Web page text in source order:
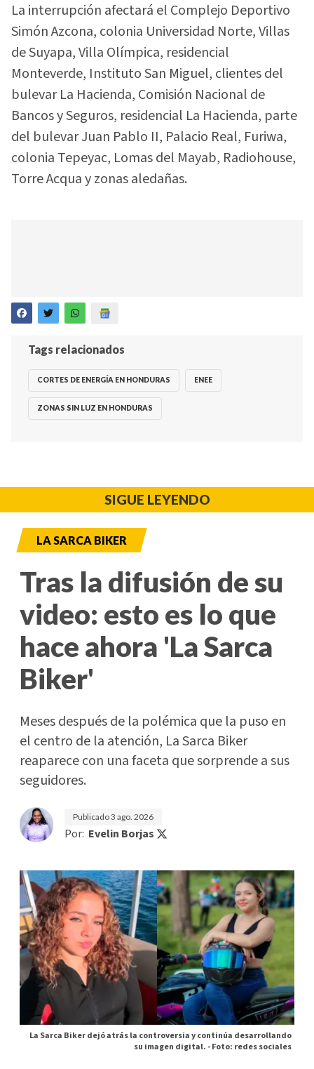
La interrupción afectará el Complejo Deportivo
Simón Azcona, colonia Universidad Norte, Villas
de Suyapa, Villa Olímpica, residencial
Monteverde, Instituto San Miguel, clientes del
bulevar La Hacienda, Comisión Nacional de
Bancos y Seguros, residencial La Hacienda, parte
del bulevar Juan Pablo II, Palacio Real, Furiwa,
colonia Tepeyac, Lomas del Mayab, Radiohouse,
Torre Acqua y zonas aledañas.
Tags relacionados
CORTES DE ENERGÍA EN HONDURAS ENEE
ZONAS SIN LUZ EN HONDURAS
SIGUE LEYENDO
LA SARCA BIKER
Tras la difusión de su
video: esto es lo que
hace ahora 'La Sarca
Biker'
Meses después de la polémica que la puso en
el centro de la atención, La Sarca Biker
reaparece con una faceta que sorprende a sus
seguidores.
Publicado3 ago. 2026
Por: Evelin Borjas
La Sarca Biker dejó atrás la controversia y continúa desarrollando
su imagen digital. -Foto: redes sociales